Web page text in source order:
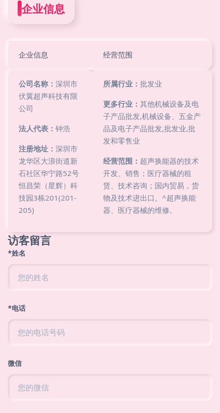
企业信息
企业信息 经营范围
公司名称： 深圳市
伏翼超声科技有限
公司
法人代表： 钟浩
注册地址： 深圳市
龙华区大浪街道新
石社区华宁路52号
恒昌荣（星辉）科
技园3栋201(201-
205)
所属行业： 批发业
更多行业： 其他机械设备及电
子产品批发,机械设备、五金产
品及电子产品批发,批发业,批
发和零售业
经营范围： 超声换能器的技术
开发、销售；医疗器械的租
赁、技术咨询；国内贸易，货
物及技术进出口。^超声换能
器、医疗器械的维修。
访客留言
*姓名
*电话
微信